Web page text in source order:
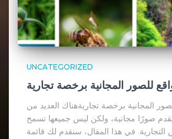
UNCATEGORIZED
المجانية برخصة تجاريةهناك العديد من
تقدم صورًا مجانية، ولكن ليس جميعها تسمح
التجارية. في هذا المقال، سنقدم لك قائمة